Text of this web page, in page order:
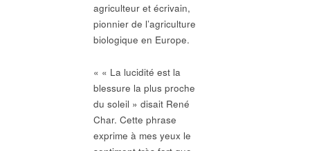
agriculteur et écrivain,
pionnier de l’agriculture
biologique en Europe.
« « La lucidité est la
blessure la plus proche
du soleil » disait René
Char. Cette phrase
exprime à mes yeux le